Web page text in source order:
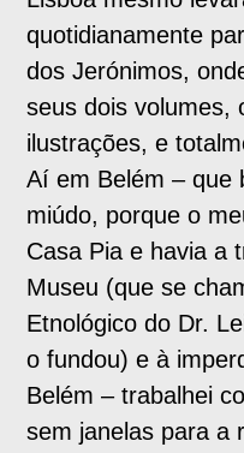
quotidianamente
dos Jerónimos,
seus dois volumes,
ilustrações, e
Aí em Belém – que
miúdo, porque o
Casa Pia e havia a
Museu (que se
Etnológico do Dr.
o fundou) e à
Belém – trabalhei
sem janelas para a